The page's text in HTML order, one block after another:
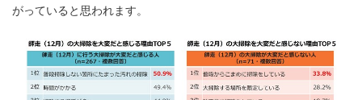
がっていると思われます。